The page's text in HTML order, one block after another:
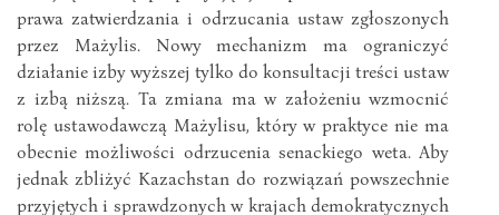
prawa zatwierdzania i odrzucania ustaw zgłoszonych
przez Mażylis. Nowy mechanizm ma ograniczyć
działanie izby wyższej tylko do konsultacji treści ustaw
z izbą niższą. Ta zmiana ma w założeniu wzmocnić
rolę ustawodawczą Mażylisu, który w praktyce nie ma
obecnie możliwości odrzucenia senackiego weta. Aby
jednak zbliżyć Kazachstan do rozwiązań powszechnie
przyjętych i sprawdzonych w krajach demokratycznych